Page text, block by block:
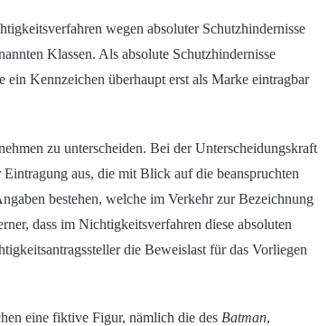
wegen absoluter Schutzhindernisse
Klassen. Als absolute Schutzhindernisse
Kennzeichen überhaupt erst als Marke eintragbar
zu unterscheiden. Bei der Unterscheidungskraft
aus, die mit Blick auf die beanspruchten
bestehen, welche im Verkehr zur Bezeichnung
dass im Nichtigkeitsverfahren diese absoluten
die Beweislast für das Vorliegen
eine fiktive Figur, nämlich die des Batman,